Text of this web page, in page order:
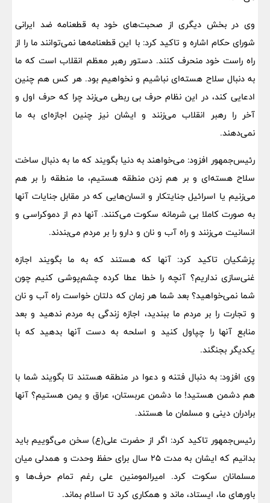
وی در بخش دیگری از صحبت‌های خود به قطعنامه ضد ایرانی
شورای حکام اشاره و تاکید کرد: با این قطعنامه‌ها نمی‌توانند ما را از
راه راست خود منحرف کنند. دستور رهبر معظم انقلاب است که ما
به دنبال سلاح هسته‌ای نباشیم و نخواهیم بود. هر کس هم چنین
ادعایی کند، در این نظام حرف بی ربطی می‌زند چرا که حرف اول و
آخر را رهبر انقلاب می‌زنند و ایشان نیز چنین اجازه‌ای به ما
نمی‌دهند.
رئیس‌جمهور افزود: می‌خواهند به دنیا بگویند که ما به دنبال ساخت
سلاح هسته‌ای و بر هم زدن منطقه هستیم، ما منطقه را بر هم
می‌زنیم یا اسرائیل جنایتکار و انسان‌هایی که در مقابل جنایات آنها
به صورت کاملا بی شرمانه سکوت می‌کنند. آنها دم از دموکراسی و
انسانیت می‌زنند و راه آب و نان و دارو را بر مردم می‌بندند.
پزشکیان تاکید کرد: آنها که هستند که به ما بگویند اجازه
غنی‌سازی نداریم؟ آنچه را خطا عطا کرده چشم‌پوشی کنیم چون
شما نمی‌خواهید؟ بعد شما هر زمان که دلتان خواست راه آب و نان
و تجارت را بر مردم ما ببندید، اجازه زندگی به مردم ندهید و بعد
منابع آنها را چپاول کنید و اسلحه به دست آنها بدهید که با
یکدیگر بجنگند.
وی افزود: به دنبال فتنه و دعوا در منطقه هستند تا بگویند شما با
هم دشمن هستید! ما دشمن عربستان، عراق و یمن هستیم؟ آنها
برادران دینی و مسلمان ما هستند.
رئیس‌جمهور تاکید کرد: اگر از حضرت علی(ع) سخن می‌گوییم باید
بدانیم که ایشان به مدت ۲۵ سال برای حفظ وحدت و همدلی میان
مسلمانان سکوت کرد. امیرالمومنین علی رغم تمام حرف‌ها و
باورهای ما، ایستاد، ماند و همکاری کرد تا اسلام بماند.